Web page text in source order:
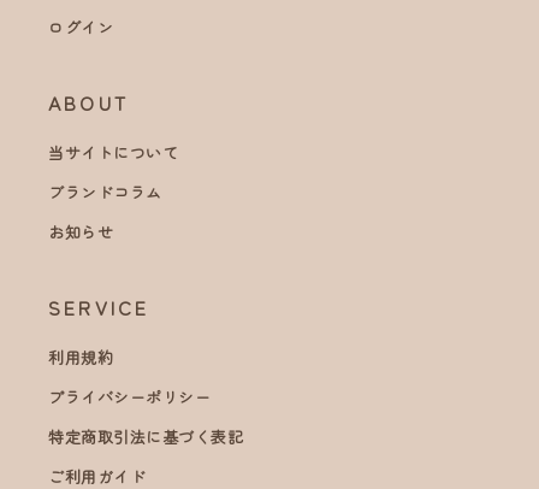
ログイン
ABOUT
当サイトについて
ブランドコラム
お知らせ
SERVICE
利用規約
プライバシーポリシー
特定商取引法に基づく表記
ご利用ガイド